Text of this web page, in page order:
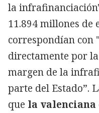
la
11.894 millones de
correspondían con
directamente por
margen de la
parte del Estado”.
que la